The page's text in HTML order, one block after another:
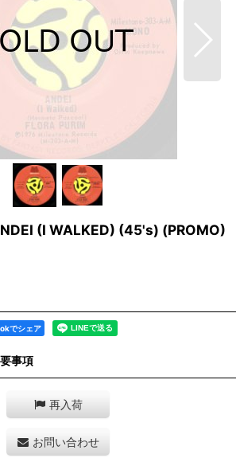
(I WALKED) (45's) (PROMO)
でシェア
事項
再入荷
お問い合わせ